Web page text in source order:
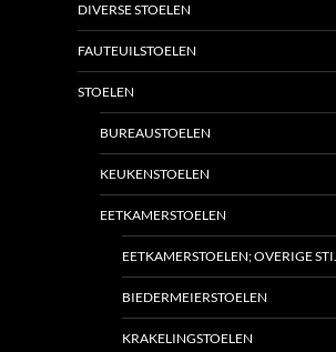
DIVERSE STOELEN
FAUTEUILSTOELEN
STOELEN
BUREAUSTOELEN
KEUKENSTOELEN
EETKAMERSTOELEN
EETKAMERSTOELEN; OVERIGE
BIEDERMEIERSTOELEN
KRAKELINGSTOELEN